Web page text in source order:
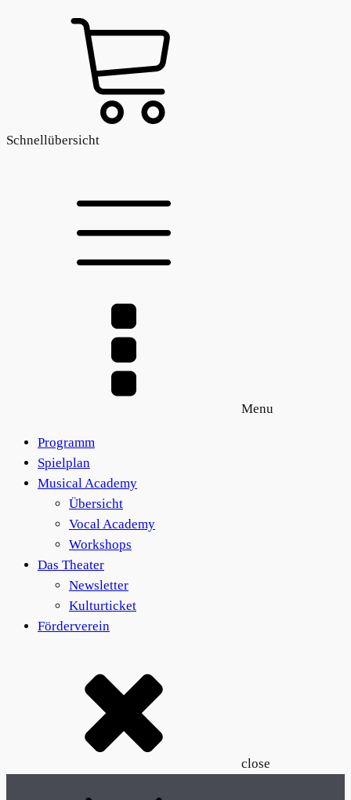
Schnellübersicht
Menu
Programm
Spielplan
Musical Academy
Übersicht
Vocal Academy
Workshops
Das Theater
Newsletter
Kulturticket
Förderverein
close